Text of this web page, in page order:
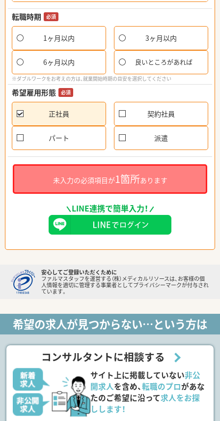
転職時期 必須
1ヶ月以内 3ヶ月以内
6ヶ月以内 良いところがあれば
※ダブルワークをお考えの方は、就業開始時期の目安を選択してください
希望雇用形態 必須
正社員 契約社員
パート 派遣
未入力の必須項目が1箇所あります
LINE連携で簡単入力！
安心してご登録いただくために
ファルマスタッフを運営する（株）メディカルリソースは、お客様の個
人情報を適切に管理する事業者としてプライバシーマークが付与され
ています。
希望の求人が見つからない…という方は
コンサルタントに相談する
サイト上に掲載していない非公
開求人を含め、転職のプロがあな
たのご希望に沿って求人をお探
しします！